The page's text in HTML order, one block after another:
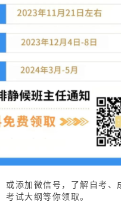
添加微信号，了解自考、
考试大纲等你领取。